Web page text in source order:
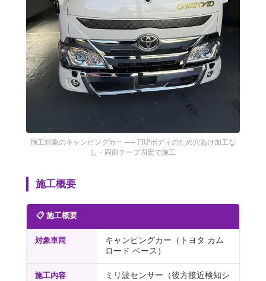
施工対象のキャンピングカー ── FRPボディのため穴あけ加工な
し・両面テープ固定で施工
施工概要
📋 施工概要
対象車両
キャンピングカー（トヨタ カム
ロード ベース）
施工内容
ミリ波センサー（後方接近検知シ